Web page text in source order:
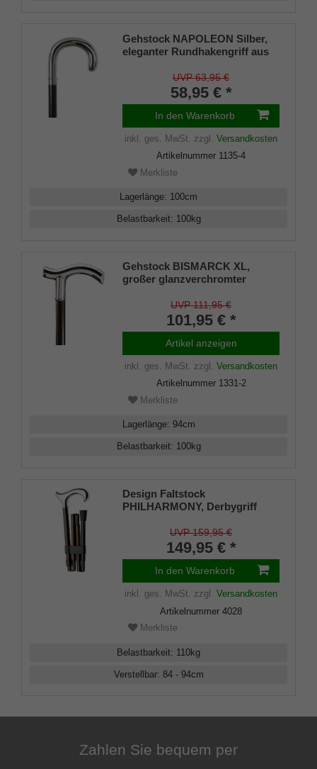
Gehstock NAPOLEON Silber,
eleganter Rundhakengriff aus
aufgesetzt auf einen Stock aus
schwarz lackiertem
Buchenholz, inklusiv
Schlankpuffer.
UVP 63,95 €
58,95 € *
In den Warenkorb
inkl. ges. MwSt. zzgl. Versandkosten
Artikelnummer 1135-4
Merkliste
Lagerlänge: 100cm
Belastbarkeit: 100kg
Gehstock BISMARCK XL,
großer glanzverchromter
Stock aus Buchenholz
seidenmatt-schwarz lackiert,
inklusiv Schlankpuffer.
UVP 111,95 €
101,95 € *
Artikel anzeigen
inkl. ges. MwSt. zzgl. Versandkosten
Artikelnummer 1331-2
Merkliste
Lagerlänge: 94cm
Belastbarkeit: 100kg
Design Faltstock
PHILHARMONY, Derbygriff
Carbon Ebenholz-Furnier
braun, Chromring, faltbar, 85-
95 cm, Damen Herren Gehstock
UVP 159,95 €
149,95 € *
In den Warenkorb
inkl. ges. MwSt. zzgl. Versandkosten
Artikelnummer 4028
Merkliste
Belastbarkeit: 110kg
Verstellbar: 84 - 94cm
Zahlen Sie bequem per